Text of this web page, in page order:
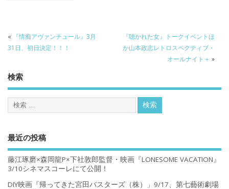
«
『情痴アヴァンチュール』3月
31日、初日決定！！！
『聴かれた女』トークイベントほ
か山本政志レトロスペクティブ・
オールナイト＋ »
検索
最近の投稿
藤江琢磨×森岡龍P×下社敦郎監督・映画『LONESOME VACATION』
3/10シネマスコーレにて公開！
DIY映画『帰ってきた宮田バスターズ（株）」9/17、第七藝術劇場